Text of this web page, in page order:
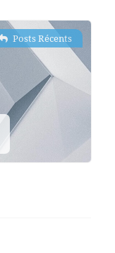
Posts Récents